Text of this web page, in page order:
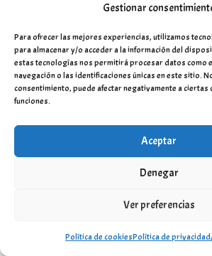
Gestionar
Para ofrecer las mejores experiencias, utilizamos
para almacenar y/o acceder a la información del
estas tecnologías nos permitirá procesar datos como
navegación o las identificaciones únicas en este sitio.
consentimiento, puede afectar negativamente a
funciones.
Aceptar
Denegar
Ver preferencias
Política de cookiesPolítica de privacidad
Bañador infantil de Minnie Mouse